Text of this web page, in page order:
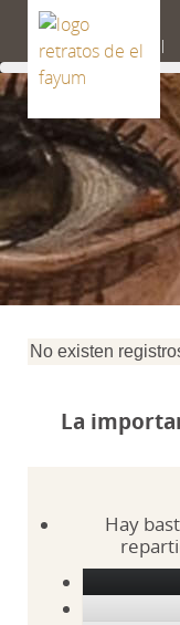
Presentación
No existen
La
Hay